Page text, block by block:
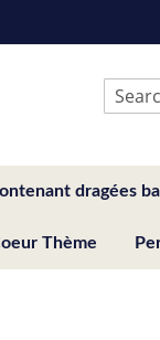
Search
dragées
Thème